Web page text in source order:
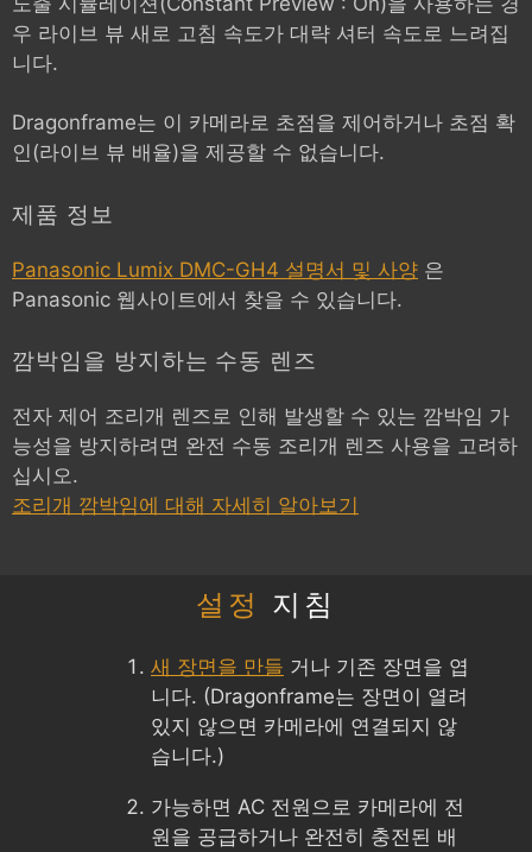
우 라이브 뷰 새로 고침 속도가 대략 셔터 속도로 느려집
니다.
Dragonframe는 이 카메라로 초점을 제어하거나 초점 확
인(라이브 뷰 배율)을 제공할 수 없습니다.
제품 정보
Panasonic Lumix DMC-GH4 설명서 및 사양 은
Panasonic 웹사이트에서 찾을 수 있습니다.
깜박임을 방지하는 수동 렌즈
전자 제어 조리개 렌즈로 인해 발생할 수 있는 깜박임 가
능성을 방지하려면 완전 수동 조리개 렌즈 사용을 고려하
십시오.
조리개 깜박임에 대해 자세히 알아보기
설정 지침
새 장면을 만들 거나 기존 장면을 엽
니다. (Dragonframe는 장면이 열려
있지 않으면 카메라에 연결되지 않
습니다.)
가능하면 AC 전원으로 카메라에 전
원을 공급하거나 완전히 충전된 배